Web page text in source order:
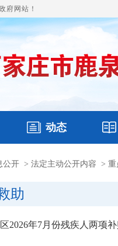
府网站！
动态
闻 鹿泉要闻
本区文件 财
公开 > 法定主动公开内容 > 重
助
2026年7月份残疾人两项